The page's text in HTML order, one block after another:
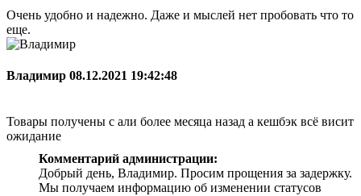
Очень удобно и надежно. Даже и мыслей нет пробовать что то
еще.
Владимир 08.12.2021 19:42:48
Товары получены с али более месяца назад а кешбэк всё висит
ожидание
Комментарий администрации:
Добрый день, Владимир. Просим прощения за задержку.
Мы получаем информацию об изменении статусов